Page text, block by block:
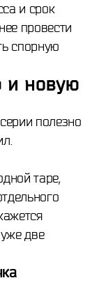
и срок
провести
спорную
и новую
полезно
таре,
две